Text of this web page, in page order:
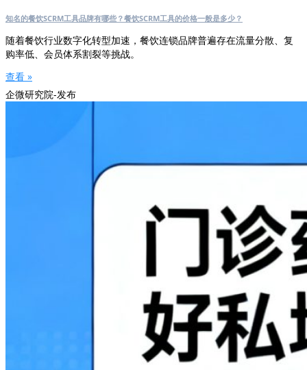
知名的餐饮SCRM工具品牌有哪些？餐饮SCRM工具的价格一般是多少？
随着餐饮行业数字化转型加速，餐饮连锁品牌普遍存在流量分散、复
购率低、会员体系割裂等挑战。
查看 »
企微研究院-发布